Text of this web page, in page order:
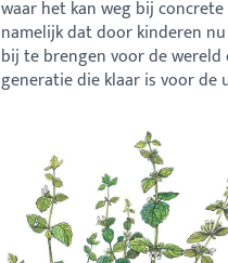
waar het kan weg bij
namelijk dat door kinderen
bij te brengen voor de wereld
generatie die klaar is voor de